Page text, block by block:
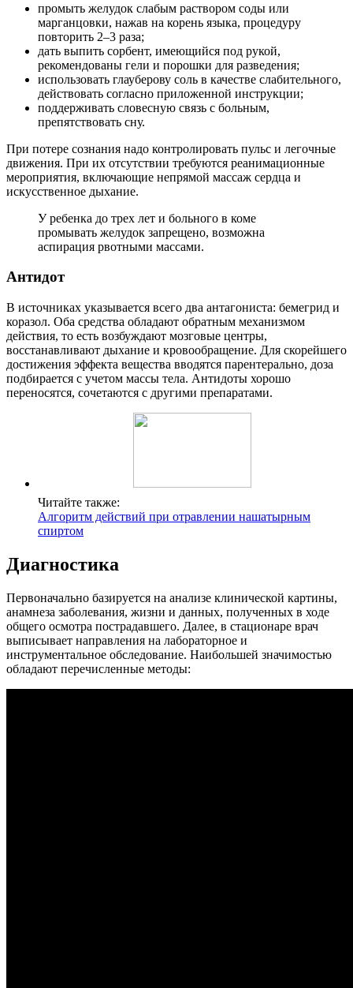
промыть желудок слабым раствором соды или
марганцовки, нажав на корень языка, процедуру
повторить 2–3 раза;
дать выпить сорбент, имеющийся под рукой,
рекомендованы гели и порошки для разведения;
использовать глауберову соль в качестве слабительного,
действовать согласно приложенной инструкции;
поддерживать словесную связь с больным,
препятствовать сну.
При потере сознания надо контролировать пульс и легочные
движения. При их отсутствии требуются реанимационные
мероприятия, включающие непрямой массаж сердца и
искусственное дыхание.
У ребенка до трех лет и больного в коме
промывать желудок запрещено, возможна
аспирация рвотными массами.
Антидот
В источниках указывается всего два антагониста: бемегрид и
коразол. Оба средства обладают обратным механизмом
действия, то есть возбуждают мозговые центры,
восстанавливают дыхание и кровообращение. Для скорейшего
достижения эффекта вещества вводятся парентерально, доза
подбирается с учетом массы тела. Антидоты хорошо
переносятся, сочетаются с другими препаратами.
Читайте также:
Алгоритм действий при отравлении нашатырным
спиртом
Диагностика
Первоначально базируется на анализе клинической картины,
анамнеза заболевания, жизни и данных, полученных в ходе
общего осмотра пострадавшего. Далее, в стационаре врач
выписывает направления на лабораторное и
инструментальное обследование. Наибольшей значимостью
обладают перечисленные методы: